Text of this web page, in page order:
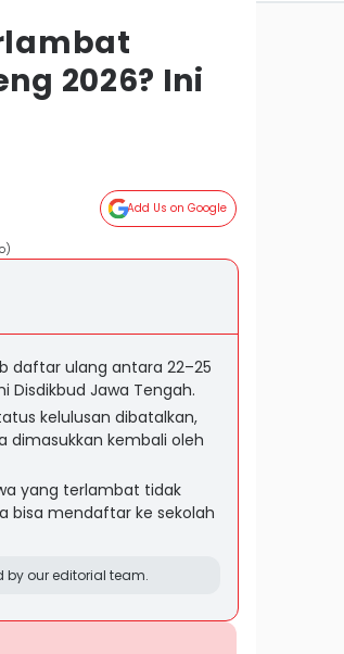
2026? Ini
Add Us on Google
daftar ulang antara 22–25
Disdikbud Jawa Tengah.
kelulusan dibatalkan,
dimasukkan kembali oleh
yang terlambat tidak
bisa mendaftar ke sekolah
by our editorial team.